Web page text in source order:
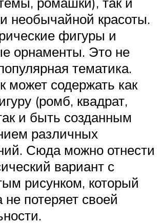
необычайной красоты.
фигуры и
орнаменты. Это не
тематика.
может содержать как
(ромб, квадрат,
и быть созданным
различных
Сюда можно отнести
вариант с
рисунком, который
не потеряет своей